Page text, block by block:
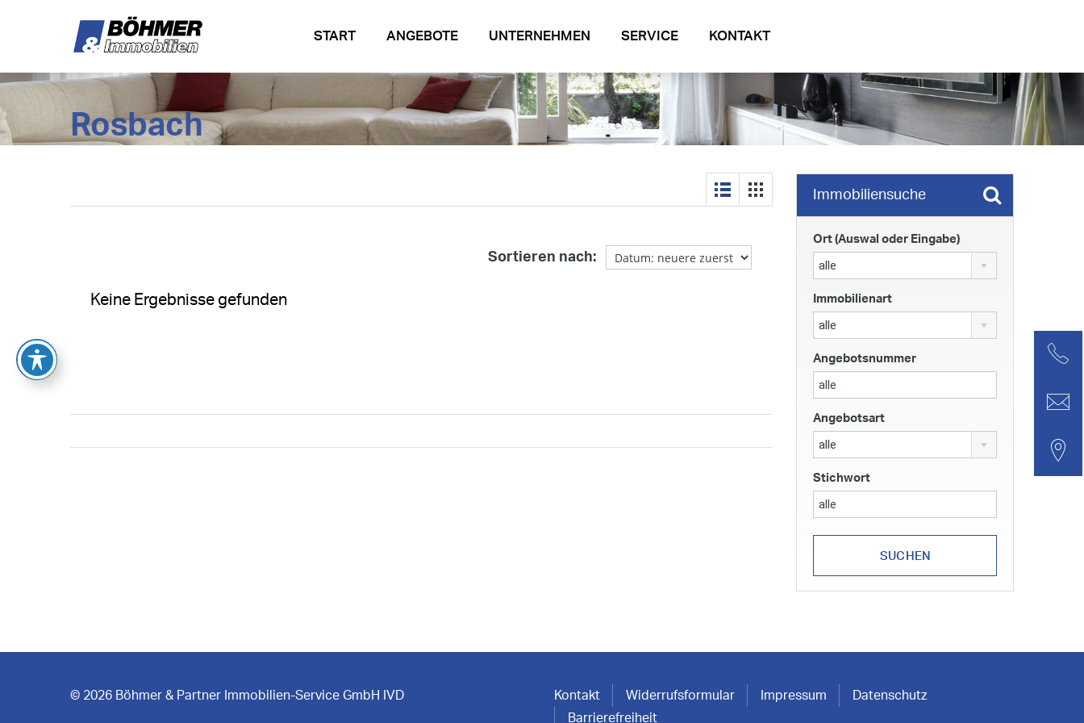
START ANGEBOTE UNTERNEHMEN SERVICE KONTAKT
Rosbach
Sortieren nach:
Keine Ergebnisse gefunden
Immobiliensuche
Ort (Auswal oder Eingabe)
alle
Immobilienart
alle
Angebotsnummer
Angebotsart
alle
Stichwort
© 2026 Böhmer & Partner Immobilien-Service GmbH IVD Kontakt Widerrufsformular Impressum
Datenschutz
Barrierefreiheit